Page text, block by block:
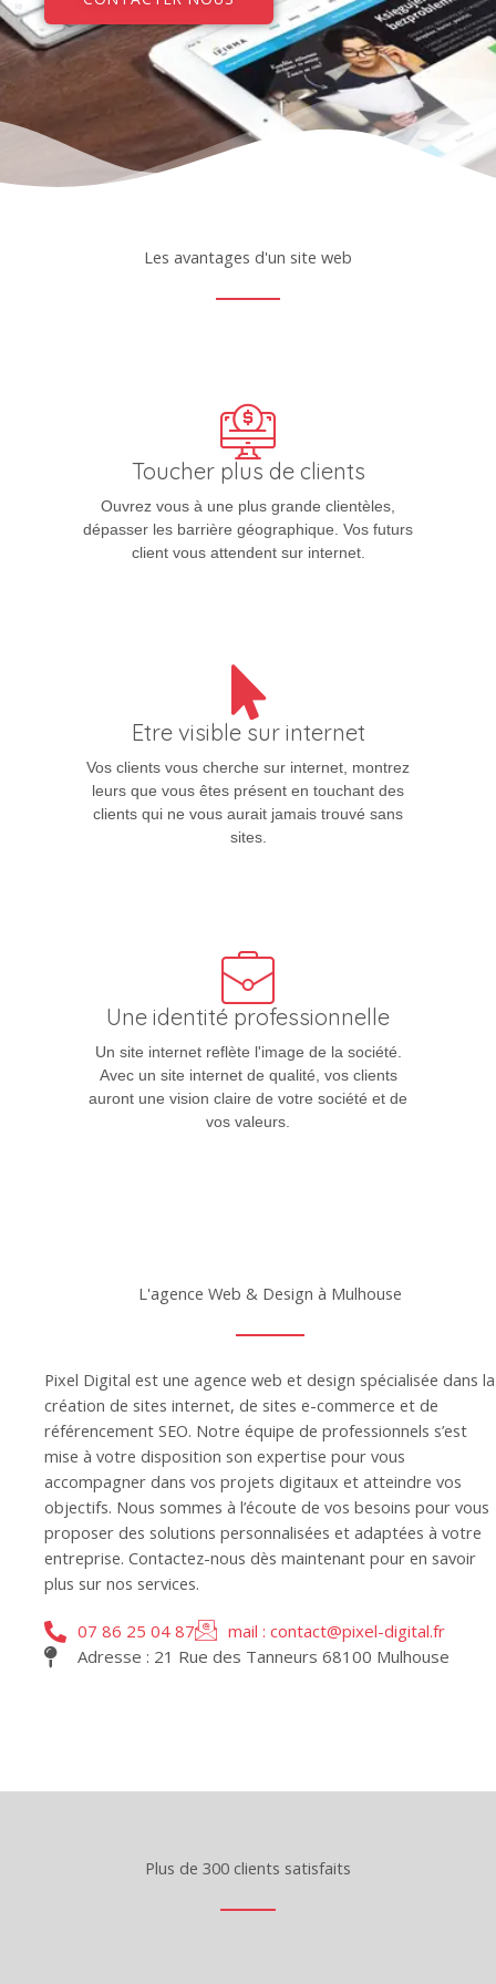
Les avantages d'un site web
Toucher plus de clients
Ouvrez vous à une plus grande clientèles,
dépasser les barrière géographique. Vos futurs
client vous attendent sur internet.
Etre visible sur internet
Vos clients vous cherche sur internet, montrez
leurs que vous êtes présent en touchant des
clients qui ne vous aurait jamais trouvé sans
sites.
Une identité professionnelle
Un site internet reflète l'image de la société.
Avec un site internet de qualité, vos clients
auront une vision claire de votre société et de
vos valeurs.
L'agence Web & Design à Mulhouse
Pixel Digital est une agence web et design spécialisée dans la
création de sites internet, de sites e-commerce et de
référencement SEO. Notre équipe de professionnels s’est
mise à votre disposition son expertise pour vous
accompagner dans vos projets digitaux et atteindre vos
objectifs. Nous sommes à l’écoute de vos besoins pour vous
proposer des solutions personnalisées et adaptées à votre
entreprise. Contactez-nous dès maintenant pour en savoir
plus sur nos services.
07 86 25 04 87
mail : contact@pixel-digital.fr
Adresse : 21 Rue des Tanneurs 68100 Mulhouse
Plus de 300 clients satisfaits